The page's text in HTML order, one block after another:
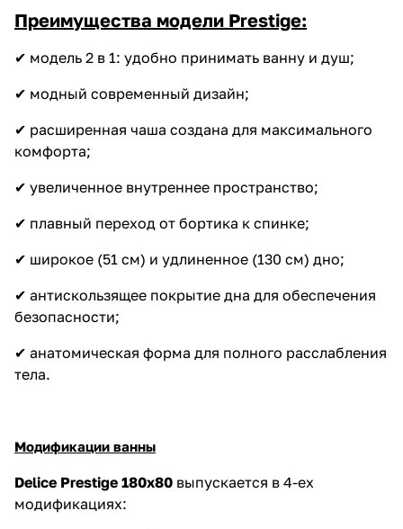
Преимущества модели Prestige:
✔ модель 2 в 1: удобно принимать ванну и душ;
✔ модный современный дизайн;
✔ расширенная чаша создана для максимального
комфорта;
✔ увеличенное внутреннее пространство;
✔ плавный переход от бортика к спинке;
✔ широкое (51 см) и удлиненное (130 см) дно;
✔ антискользящее покрытие дна для обеспечения
безопасности;
✔ анатомическая форма для полного расслабления
тела.
Модификации ванны
Delice Prestige 180х80 выпускается в 4-ех
модификациях: